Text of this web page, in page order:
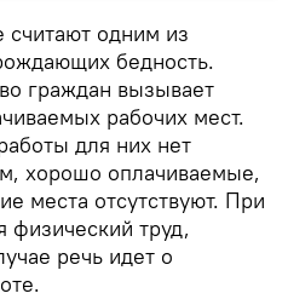
одним из
бедность.
граждан вызывает
рабочих мест.
для них нет
хорошо оплачиваемые,
места отсутствуют. При
физический труд,
речь идет о